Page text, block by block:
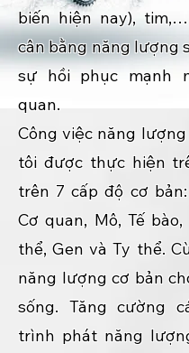
biến hiện nay),
cân bằng năng lượng
sự hồi phục mạnh
quan.
Công việc năng
tôi được thực hiện
trên 7 cấp độ cơ
Cơ quan, Mô, Tế
thể, Gen và Ty thể.
năng lượng cơ bản
sống. Tăng cường
trình phát năng